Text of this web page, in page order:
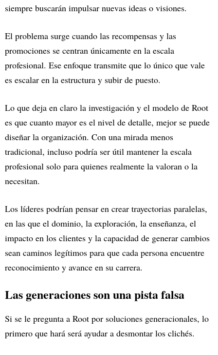
siempre buscarán impulsar nuevas ideas o visiones.
El problema surge cuando las recompensas y las
promociones se centran únicamente en la escala
profesional. Ese enfoque transmite que lo único que vale
es escalar en la estructura y subir de puesto.
Lo que deja en claro la investigación y el modelo de Root
es que cuanto mayor es el nivel de detalle, mejor se puede
diseñar la organización. Con una mirada menos
tradicional, incluso podría ser útil mantener la escala
profesional solo para quienes realmente la valoran o la
necesitan.
Los líderes podrían pensar en crear trayectorias paralelas,
en las que el dominio, la exploración, la enseñanza, el
impacto en los clientes y la capacidad de generar cambios
sean caminos legítimos para que cada persona encuentre
reconocimiento y avance en su carrera.
Las generaciones son una pista falsa
Si se le pregunta a Root por soluciones generacionales, lo
primero que hará será ayudar a desmontar los clichés.